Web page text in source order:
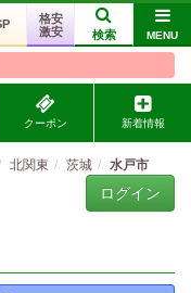
格安
激安
検索 MENU
クーポン 新着情報
北関東 茨城 水戸市
ログイン